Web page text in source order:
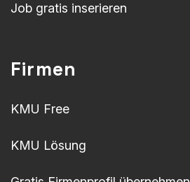
Job gratis inserieren
Firmen
KMU Free
KMU Lösung